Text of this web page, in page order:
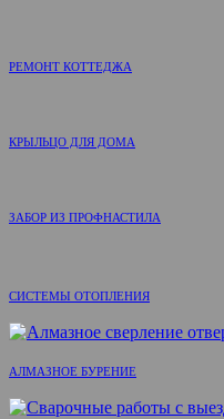
РЕМОНТ КОТТЕДЖА
КРЫЛЬЦО ДЛЯ ДОМА
ЗАБОР ИЗ ПРОФНАСТИЛА
СИСТЕМЫ ОТОПЛЕНИЯ
АЛМАЗНОЕ БУРЕНИЕ